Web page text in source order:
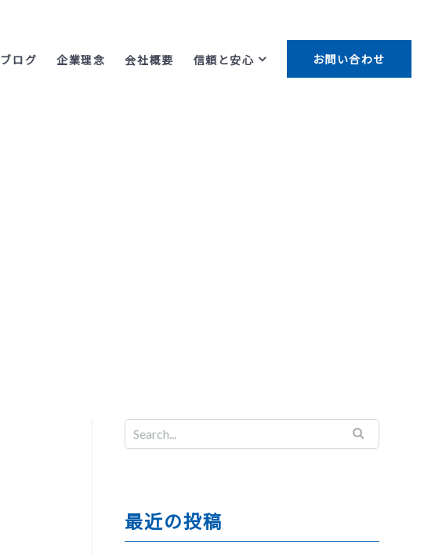
ブログ 企業理念 会社概要 信頼と安心 お問い合わせ
最近の投稿